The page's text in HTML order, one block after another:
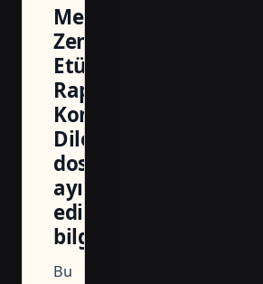
Merkezefendi
Zemin
Etüd
Raporu
Kontrol
Dilekçesi
dosyasında
ayırt
edilecek
bilgiler
Bu